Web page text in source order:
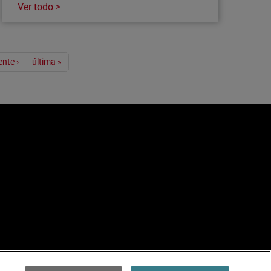
Ver todo >
› última »